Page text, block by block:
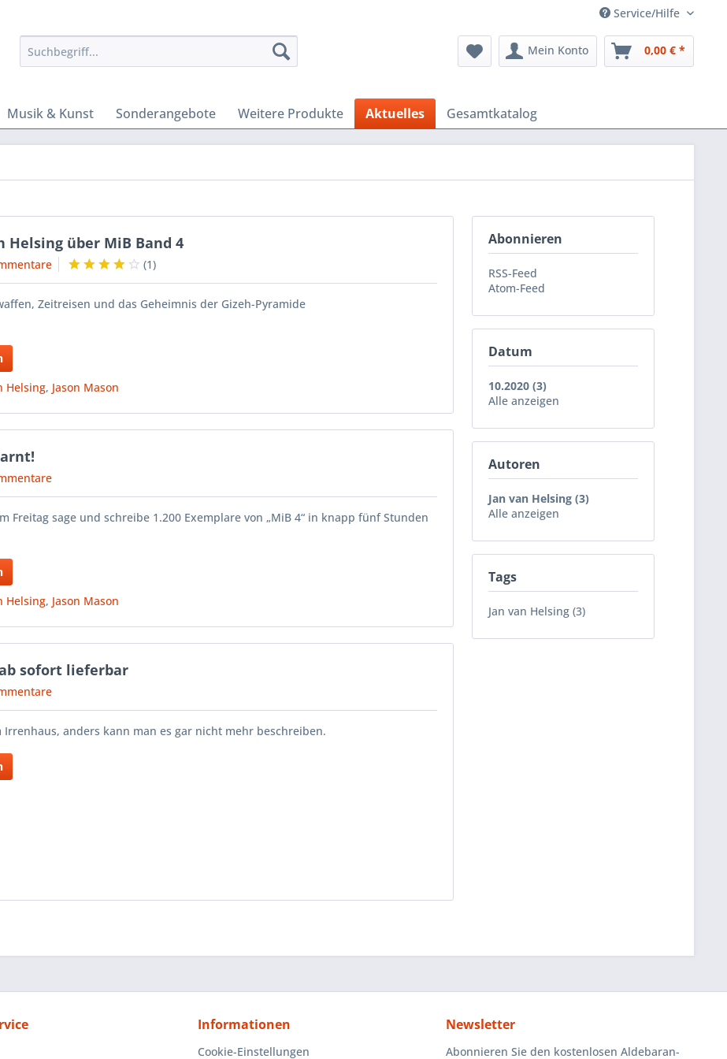
Service/Hilfe
Mein Konto 0,00 € *
Musik & Kunst Sonderangebote Weitere Produkte Aktuelles Gesamtkatalog
Abonnieren
RSS-Feed
Atom-Feed
Datum
10.2020 (3)
Alle anzeigen
Autoren
Jan van Helsing (3)
Alle anzeigen
Tags
Jan van Helsing (3)
Helsing über MiB Band 4
(1)
Zeitreisen und das Geheimnis der Gizeh-Pyramide
Helsing, Jason Mason
Freitag sage und schreibe 1.200 Exemplare von „MiB 4“ in knapp fünf Stunden
Helsing, Jason Mason
sofort lieferbar
Irrenhaus, anders kann man es gar nicht mehr beschreiben.
Informationen
Cookie-Einstellungen
Newsletter
Abonnieren Sie den kostenlosen Aldebaran-